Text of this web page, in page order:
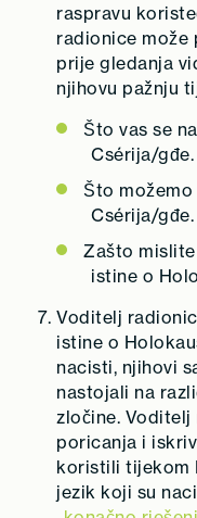
raspravu
radionice može
prije gledanja
njihovu pažnju
Što vas se
Csérija/
Što
Csérija/
Zašto
istine o
Voditelj
istine o
nacisti, njihovi
nastojali na
zločine.
poricanja i
koristili tijekom
jezik koji su